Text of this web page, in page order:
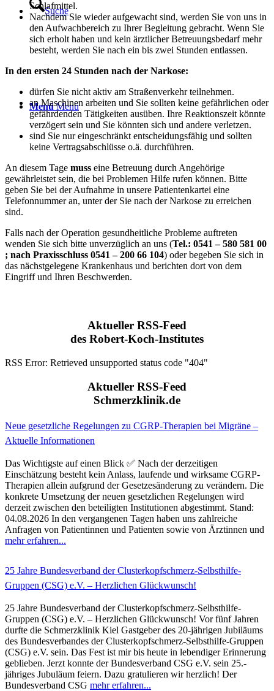
Suche
Menü Menü
Schlafmittel.
Nachdem Sie wieder aufgewacht sind, werden Sie von uns in
den Aufwachbereich zu Ihrer Begleitung gebracht. Wenn Sie
sich erholt haben und kein ärztlicher Betreuungsbedarf mehr
besteht, werden Sie nach ein bis zwei Stunden entlassen.
In den ersten 24 Stunden nach der Narkose:
dürfen Sie nicht aktiv am Straßenverkehr teilnehmen.
an Maschinen arbeiten und Sie sollten keine gefährlichen oder
gefährdenden Tätigkeiten ausüben. Ihre Reaktionszeit könnte
verzögert sein und Sie könnten sich und andere verletzen.
sind Sie nur eingeschränkt entscheidungsfähig und sollten
keine Vertragsabschlüsse o.ä. durchführen.
An diesem Tage muss eine Betreuung durch Angehörige
gewährleistet sein, die bei Problemen Hilfe rufen können. Bitte
geben Sie bei der Aufnahme in unsere Patientenkartei eine
Telefonnummer an, unter der Sie nach der Narkose zu erreichen
sind.
Falls nach der Operation gesundheitliche Probleme auftreten
wenden Sie sich bitte unverzüglich an uns (Tel.: 0541 – 580 581 00
; nach Praxisschluss 0541 – 200 66 104) oder begeben Sie sich in
das nächstgelegene Krankenhaus und berichten dort von dem
Eingriff und Ihren Beschwerden.
Aktueller RSS-Feed
des Robert-Koch-Institutes
RSS Error: Retrieved unsupported status code "404"
Aktueller RSS-Feed
Schmerzklinik.de
Neue gesetzliche Regelungen zu CGRP-Therapien bei Migräne –
Aktuelle Informationen
Das Wichtigste auf einen Blick ✅ Nach der derzeitigen
Einschätzung besteht kein Anlass, laufende und wirksame CGRP-
Therapien allein aufgrund der Gesetzesänderung zu verändern. Die
konkrete Umsetzung der neuen gesetzlichen Regelungen wird
derzeit zwischen den beteiligten Institutionen abgestimmt. Stand:
04.08.2026 In den vergangenen Tagen haben uns zahlreiche
Anfragen von Patientinnen und Patienten sowie von Ärztinnen und
mehr erfahren...
25 Jahre Bundesverband der Clusterkopfschmerz-Selbsthilfe-
Gruppen (CSG) e.V. – Herzlichen Glückwunsch!
25 Jahre Bundesverband der Clusterkopfschmerz-Selbsthilfe-
Gruppen (CSG) e.V. – Herzlichen Glückwunsch! Vor fünf Jahren
durfte die Schmerzklinik Kiel Gastgeber des 20-jährigen Jubiläums
des Bundesverbandes der Clusterkopfschmerz-Selbsthilfe-Gruppen
(CSG) e.V. sein. Das Fest ist mir bis heute in lebendiger Erinnerung
geblieben. Jerzt konnte der Bundesverband CSG e.V. sein 25.-
jähriges Jubuläum feiern. Dazu gratulieren wir herzlich! Der
Bundesverband CSG mehr erfahren...